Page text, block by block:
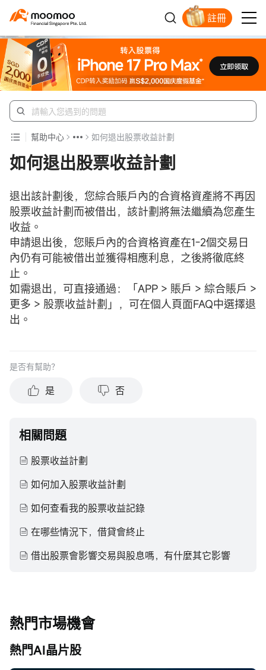
註冊
幫助中心 如何退出股票收益計劃
如何退出股票收益計劃
退出該計劃後，您綜合賬戶內的合資格資產將不再因
股票收益計劃而被借出，該計劃將無法繼續為您產生
收益。
申請退出後，您賬戶內的合資格資產在1-2個交易日
內仍有可能被借出並獲得相應利息，之後將徹底終
止。
如需退出，可直接通過：「APP > 賬戶 > 綜合賬戶 >
更多 > 股票收益計劃」，可在個人頁面FAQ中選擇退
出。
是否有幫助？
是 否
相關問題
股票收益計劃
如何加入股票收益計劃
如何查看我的股票收益記錄
在哪些情況下，借貸會終止
借出股票會影響交易與股息嗎，有什麼其它影響
熱門市場機會
熱門AI晶片股